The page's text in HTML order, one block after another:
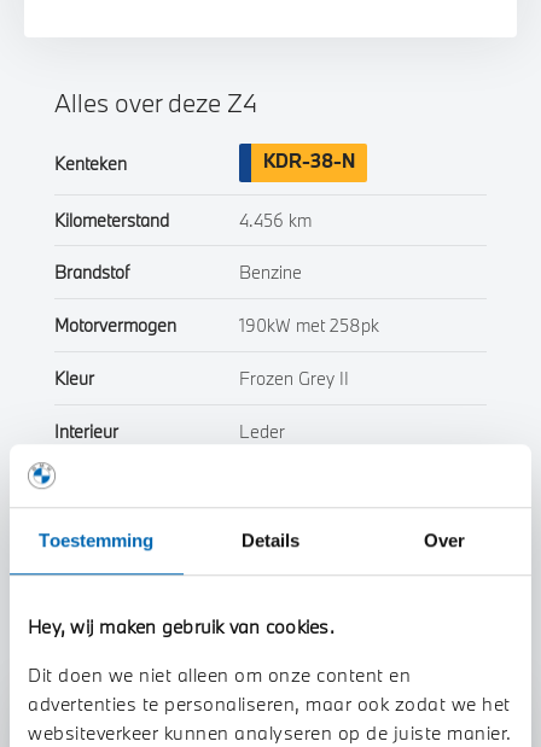
Toestemming Details Over
Hey, wij maken gebruik van cookies.
Dit doen we niet alleen om onze content en
advertenties te personaliseren, maar ook zodat we het
websiteverkeer kunnen analyseren op de juiste manier.
Stap 1 van 3
Alles over deze Z4
Kenteken KDR-38-N
Kilometerstand 4.456 km
Brandstof Benzine
Motorvermogen 190kW met 258pk
Kleur Frozen Grey II
Interieur Leder
Btw/Marge
Toon alle eigenschappen